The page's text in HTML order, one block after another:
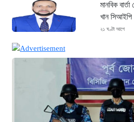
মানবিক
খান সিআইপি
২১ ঘণ্টা আগে
গ্রেপ্তার
২১ ঘণ্টা আগে
দৈনিক ৫শ
শ্রমিকদের
২১ ঘণ্টা আগে